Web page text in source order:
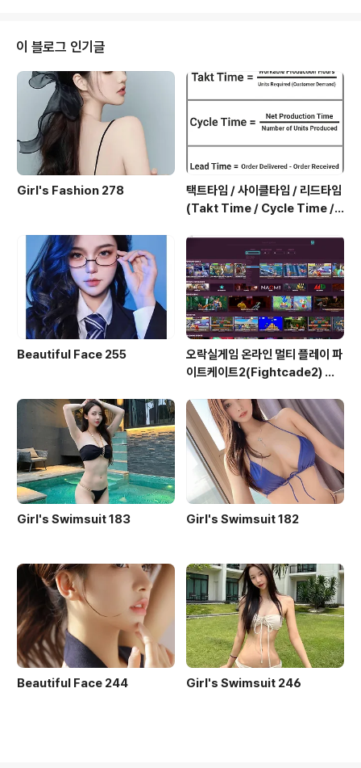
: 오오시마 미치루 (大島ミチル) 장르 : 어드벤쳐 | 판타지
제작년도 : 2003 BA등급 : BA-13 (13세이상) 구분 : TV
-Series 총화수 : 25분 X 51회 제작국 : 일본
이 블로그 인기글
Girl's Fashion 278
택트타임 / 사이클타임 / 리드타임
(Takt Time / Cycle Time / L
Beautiful Face 255
오락실게임 온라인 멀티 플레이 파
이트케이트2(Fightcade2) 설
Girl's Swimsuit 183 Girl's Swimsuit 182
Beautiful Face 244 Girl's Swimsuit 246